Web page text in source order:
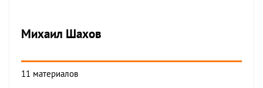
Михаил Шахов
11 материалов